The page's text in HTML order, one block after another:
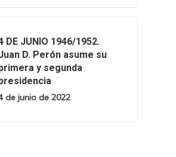
DE JUNIO 1946/1952.
D. Perón asume su
y segunda
de junio de 2022